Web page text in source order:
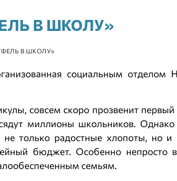
В ШКОЛУ»
В ШКОЛУ»
социальным
совсем скоро прозвенит первый
миллионы школьников. Однако
только радостные хлопоты, но и
бюджет. Особенно непросто
семьям.